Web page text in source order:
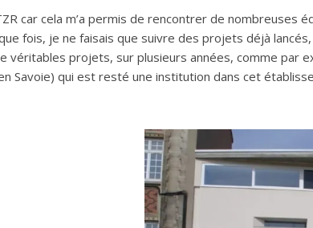
car cela m’a permis de rencontrer de
fois, je ne faisais que suivre des projets déjà
véritables projets, sur plusieurs années, comme par
Savoie) qui est resté une institution dans cet